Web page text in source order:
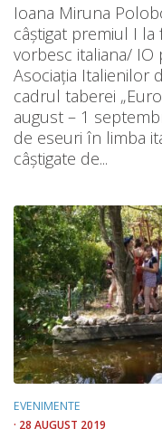
Ioana Miruna
câștigat premiul I la
vorbesc italiana/ IO
Asociația Italienilor
cadrul taberei
august – 1
de eseuri în limba
câștigate de...
EVENIMENTE
· 28 AUGUST 2019